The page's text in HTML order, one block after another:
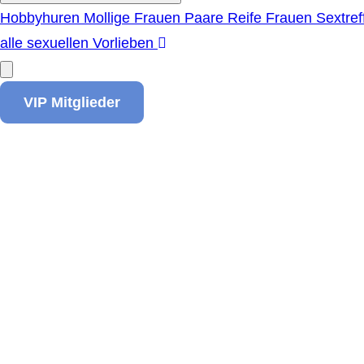
Hobbyhuren Mollige Frauen Paare Reife Frauen
alle sexuellen Vorlieben
VIP Mitglieder